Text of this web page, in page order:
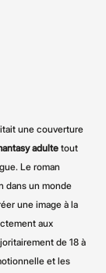
une couverture
adultetout
Le roman
dans un monde
une image à la
aux
de 18 à
et les